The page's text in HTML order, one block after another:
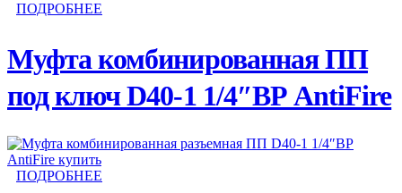
ПОДРОБНЕЕ
Муфта комбинированная ПП
под ключ D40-1 1/4″ВР AntiFire
ПОДРОБНЕЕ